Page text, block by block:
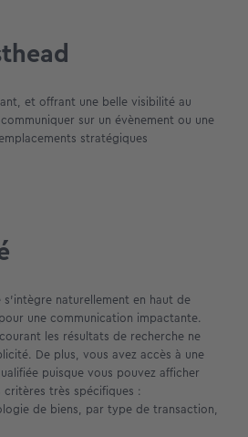
et offrant une belle visibilité au
sur un évènement ou une
stratégiques
naturellement en haut de
une communication impactante.
les résultats de recherche ne
De plus, vous avez accès à une
puisque vous pouvez afficher
très spécifiques :
de biens, par type de transaction,